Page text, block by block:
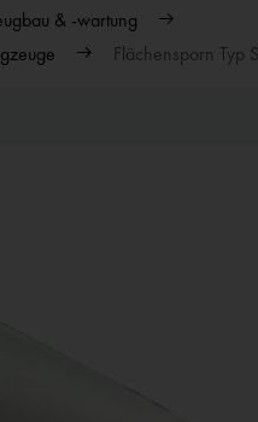
& -wartung
Flächensporn Typ